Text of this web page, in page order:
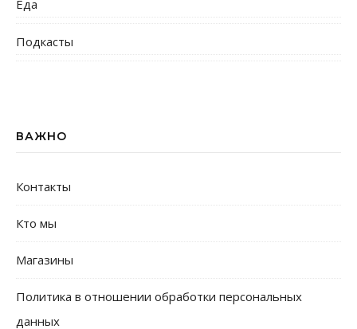
Еда
Подкасты
ВАЖНО
Контакты
Кто мы
Магазины
Политика в отношении обработки персональных
данных